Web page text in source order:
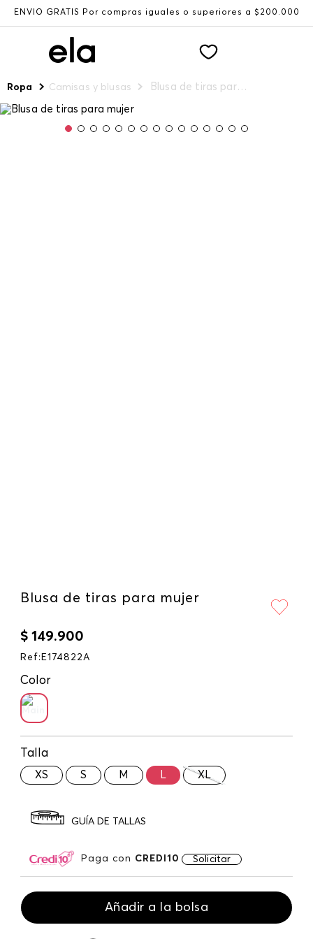
ENVÍO GRATIS Por compras iguales o superiores a $200.000
Ropa Camisas y blusas Blusa de tiras para mujer
Blusa de tiras para mujer
$ 149.900
Ref : E174822A
Color
Talla
XS S M L XL
GUÍA DE TALLAS
Paga con CREDI10 Solicitar
Añadir a la bolsa